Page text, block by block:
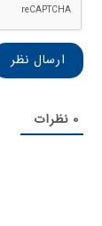
0 نظرات